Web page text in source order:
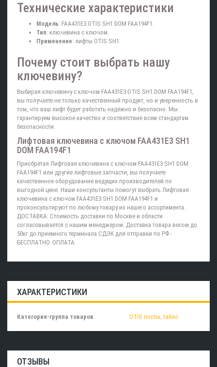
Технические характеристики
Модель: FAA431E3 OTIS SH1 DOM FAA194F1.
Тип: ключевина с ключом.
Применение: лифты OTIS SH1.
Почему стоит выбрать нашу
ключевину?
Выбирая ключевину с ключом FAA431E3 OTIS SH1 DOM FAA194F1,
вы получаете не только качественный продукт, но и уверенность в
том, что ваш лифт будет работать надёжно и безопасно. Мы
гарантируем высокое качество и соответствие всем стандартам
безопасности.
Лифтовая ключевина с ключом FAA431E3 SH1
DOM FAA194F1
Приобретая Лифтовая ключевина с ключом FAA431E3 SH1 DOM
FAA194F1 или другие лифтовые запчасти, вы получаете
качественное оборудование ведущих производителей по
выгодной цене. Наши консультанты помогут выбрать Лифтовая
ключевина с ключом FAA431E3 SH1 DOM FAA194F1 и
проконсультируют по любому товару из нашего ассортимента.
ДОСТАВКА: Стоимость доставки по Москве и области
согласовывается с нашим менеджером. Доставка товара весом до
50кг до приемного терминала СДЭК для отправки по РФ -
БЕСПЛАТНО. ОПЛАТА
ХАРАКТЕРИСТИКИ
Категория-группа товаров: OTIS посты, табло
ОТЗЫВЫ